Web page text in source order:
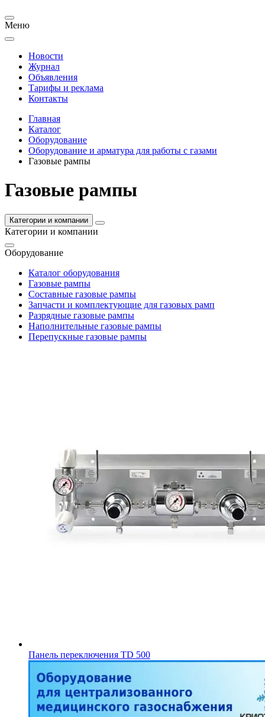
Меню
Новости
Журнал
Объявления
Тарифы и реклама
Контакты
Главная
Каталог
Оборудование
Оборудование и арматура для работы с газами
Газовые рампы
Газовые рампы
Категории и компании
Категории и компании
Оборудование
Каталог оборудования
Газовые рампы
Составные газовые рампы
Запчасти и комплектующие для газовых рамп
Разрядные газовые рампы
Наполнительные газовые рампы
Перепускные газовые рампы
Панель переключения TD 500